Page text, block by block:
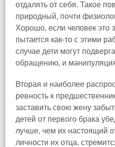
отдалять от себя. Такое
природный, почти
Хорошо, если человек это
пытается как-то с этими
случае дети могут
обращению, и
Вторая и наиболее
ревность к
заставить свою жену
детей от первого брака
лучше, чем их настоящий
личности их отца,